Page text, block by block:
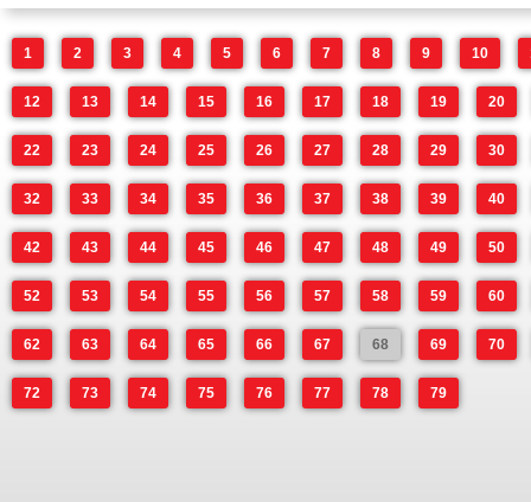
1 2 3 4 5 6 7 8 9 10
12 13 14 15 16 17 18 19 20
22 23 24 25 26 27 28 29 30
32 33 34 35 36 37 38 39 40
42 43 44 45 46 47 48 49 50
52 53 54 55 56 57 58 59 60
62 63 64 65 66 67 68 69 70
72 73 74 75 76 77 78 79